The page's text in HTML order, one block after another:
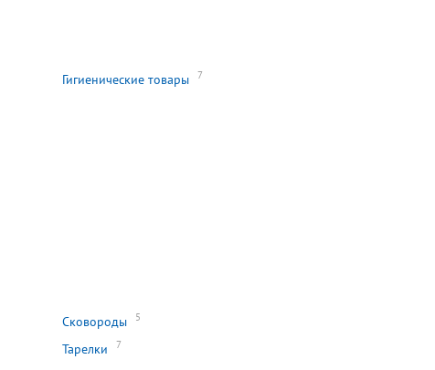
Гигиенические товары 7
Сковороды 5
Тарелки 7